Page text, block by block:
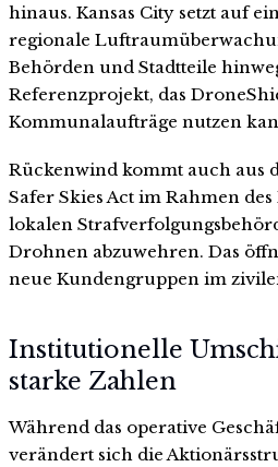
hinaus. Kansas City setzt auf
regionale
Behörden und Stadtteile
Referenzprojekt, das
Kommunalaufträge nutzen
Rückenwind kommt auch aus
Safer Skies Act im Rahmen
lokalen
Drohnen abzuwehren. Das
neue Kundengruppen im
Institutionelle
starke Zahlen
Während das operative
verändert sich die